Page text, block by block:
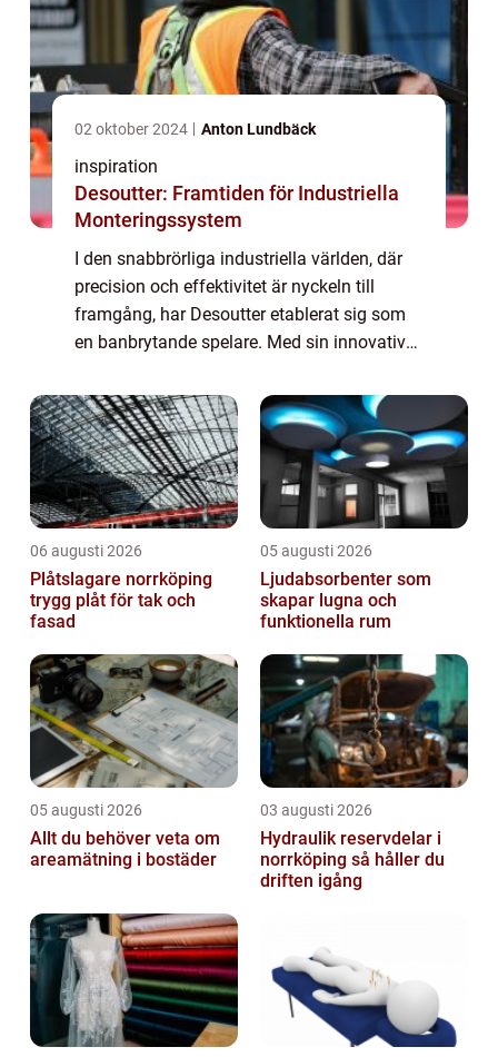
02 oktober 2024 Anton Lundbäck
inspiration
Desoutter: Framtiden för Industriella
Monteringssystem
I den snabbrörliga industriella världen, där
precision och effektivitet är nyckeln till
framgång, har Desoutter etablerat sig som
en banbrytande spelare. Med sin innovativa
06 augusti 2026
Plåtslagare norrköping
trygg plåt för tak och
fasad
05 augusti 2026
Ljudabsorbenter som
skapar lugna och
funktionella rum
05 augusti 2026
Allt du behöver veta om
areamätning i bostäder
03 augusti 2026
Hydraulik reservdelar i
norrköping så håller du
driften igång